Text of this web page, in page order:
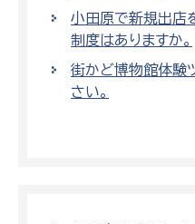
小田原で新規出店
制度はありますか。
街かど博物館体験
さい。